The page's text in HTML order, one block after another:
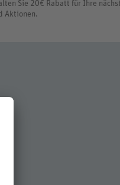
Sie 20€ Rabatt für Ihre
Aktionen.